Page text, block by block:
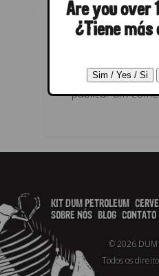
Você precisa
publicar um
KIT DUM PETROLEUM
SOBRE NÓS
BLOG CONTATO
© 2026
Todos os
Are you over
¿Tiene más